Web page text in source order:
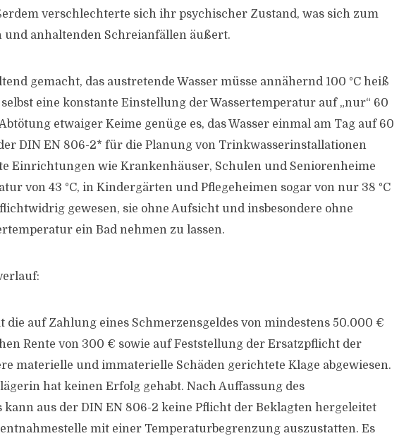
verschlechterte sich ihr psychischer Zustand, was sich zum
und anhaltenden Schreianfällen äußert.
gemacht, das austretende Wasser müsse annähernd 100 °C heiß
selbst eine konstante Einstellung der Wassertemperatur auf „nur“ 60
etwaiger Keime genüge es, das Wasser einmal am Tag auf 60
DIN EN 806-2* für die Planung von Trinkwasserinstallationen
Einrichtungen wie Krankenhäuser, Schulen und Seniorenheime
von 43 °C, in Kindergärten und Pflegeheimen sogar von nur 38 °C
gewesen, sie ohne Aufsicht und insbesondere ohne
ein Bad nehmen zu lassen.
die auf Zahlung eines Schmerzensgeldes von mindestens 50.000 €
Rente von 300 € sowie auf Feststellung der Ersatzpflicht der
materielle und immaterielle Schäden gerichtete Klage abgewiesen.
hat keinen Erfolg gehabt. Nach Auffassung des
kann aus der DIN EN 806-2 keine Pflicht der Beklagten hergeleitet
mit einer Temperaturbegrenzung auszustatten. Es